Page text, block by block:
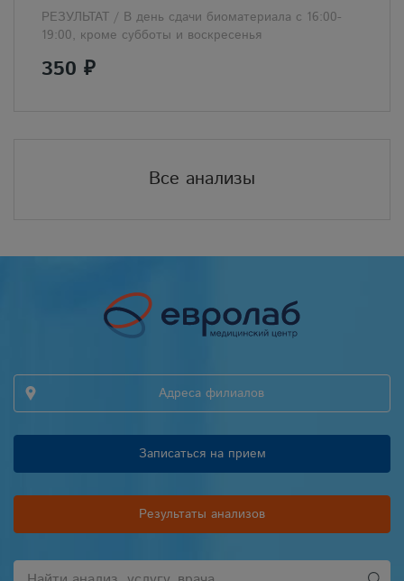
РЕЗУЛЬТАТ / В день сдачи биоматериала с 16:00-
19:00, кроме субботы и воскресенья
350 ₽
Все анализы
Адреса филиалов
Записаться на прием
Результаты анализов